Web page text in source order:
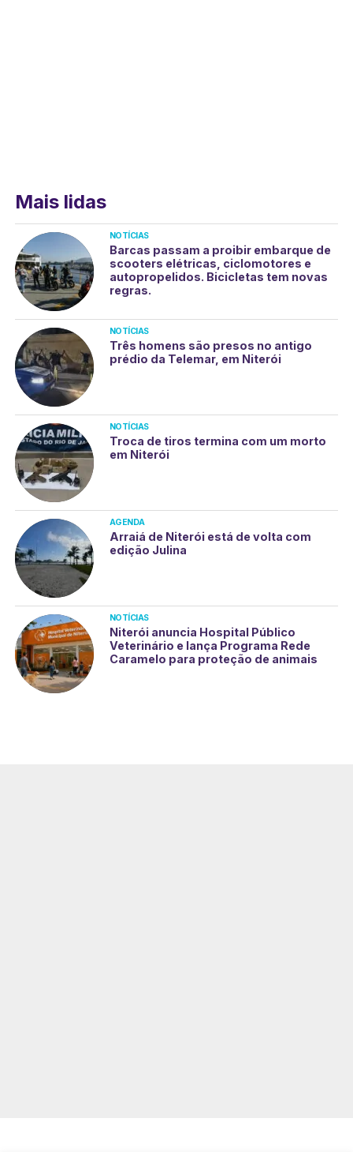
Mais lidas
NOTÍCIAS
Barcas passam a proibir embarque de
scooters elétricas, ciclomotores e
autopropelidos. Bicicletas tem novas
regras.
NOTÍCIAS
Três homens são presos no antigo
prédio da Telemar, em Niterói
NOTÍCIAS
Troca de tiros termina com um morto
em Niterói
AGENDA
Arraiá de Niterói está de volta com
edição Julina
NOTÍCIAS
Niterói anuncia Hospital Público
Veterinário e lança Programa Rede
Caramelo para proteção de animais